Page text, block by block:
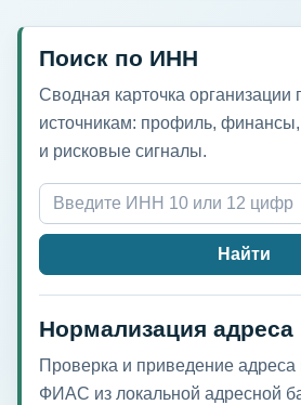
Поиск по ИНН
Сводная карточка организации
источникам: профиль, финансы,
и рисковые сигналы.
Найти
Нормализация адреса
Проверка и приведение адреса
ФИАС из локальной адресной